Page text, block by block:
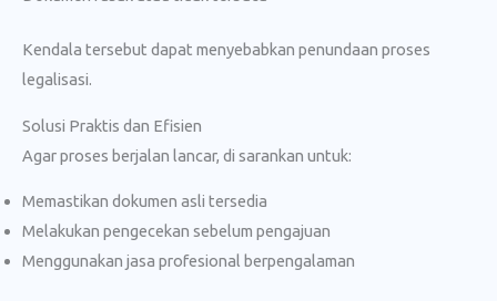
Kendala tersebut dapat menyebabkan penundaan proses
legalisasi.
Solusi Praktis dan Efisien
Agar proses berjalan lancar, di sarankan untuk:
Memastikan dokumen asli tersedia
Melakukan pengecekan sebelum pengajuan
Menggunakan jasa profesional berpengalaman